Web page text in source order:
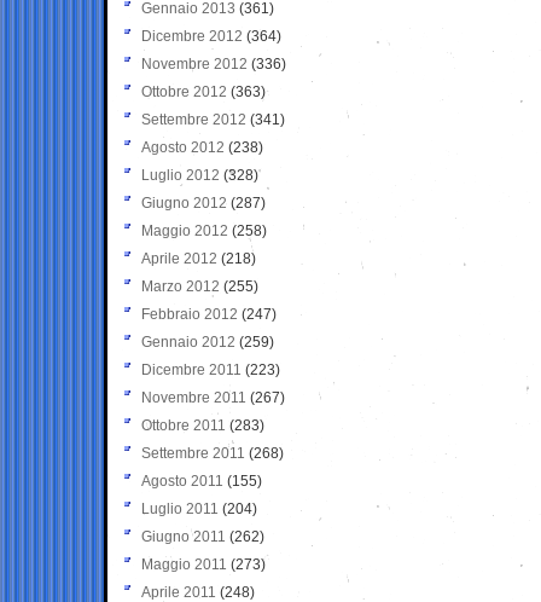
Gennaio 2013 (361)
Dicembre 2012 (364)
Novembre 2012 (336)
Ottobre 2012 (363)
Settembre 2012 (341)
Agosto 2012 (238)
Luglio 2012 (328)
Giugno 2012 (287)
Maggio 2012 (258)
Aprile 2012 (218)
Marzo 2012 (255)
Febbraio 2012 (247)
Gennaio 2012 (259)
Dicembre 2011 (223)
Novembre 2011 (267)
Ottobre 2011 (283)
Settembre 2011 (268)
Agosto 2011 (155)
Luglio 2011 (204)
Giugno 2011 (262)
Maggio 2011 (273)
Aprile 2011 (248)